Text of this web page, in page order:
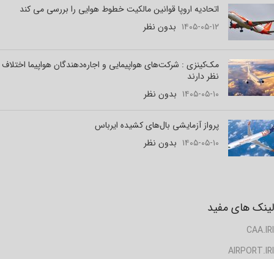
اتحادیه اروپا قوانین مالکیت خطوط هوایی را بررسی می کند
۱۴۰۵-۰۵-۱۲ بدون نظر
مک‌کینزی : شرکت‌های هواپیمایی و اجاره‌دهندگان هواپیما اختلاف
نظر دارند
۱۴۰۵-۰۵-۱۰ بدون نظر
پرواز آزمایشی بال‌های کشیده ایرباس
۱۴۰۵-۰۵-۱۰ بدون نظر
لینک های مفید
CAA.IRI
AIRPORT.IRI